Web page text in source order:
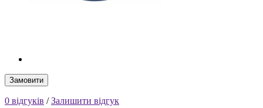
Замовити
0 відгуків /Залишити відгук